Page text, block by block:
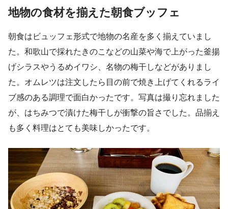
地物の食材を揃えた朝食ブッフェ
朝食はビュッフェ形式で地物の名産を多く揃えていまし
た。和歌山で採れたきのこなどの山菜や海で上がった釜揚
げシラスやうるめイワシ、名物の梅干しなどがありまし
た。オムレツは注文したら目の前で焼き上げてくれるライ
ブ感のある調理で面白かったです。写真は撮り忘れました
が、はちみつで漬けた梅干しが衝撃の旨さでした。品揃え
も多く料理はとても美味しかったです。